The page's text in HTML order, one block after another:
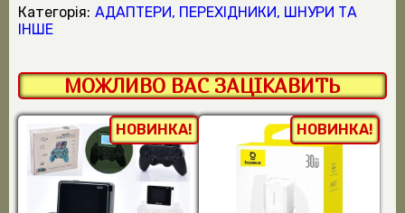
Категорія: АДАПТЕРИ, ПЕРЕХІДНИКИ, ШНУРИ ТА
ІНШЕ
МОЖЛИВО ВАС ЗАЦІКАВИТЬ
НОВИНКА! НОВИНКА!